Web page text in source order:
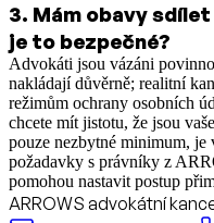
3. Mám obavy
je to bezpečné?
Advokáti jsou vázáni
nakládají důvěrně; realitní
režimům ochrany osobních
chcete mít jistotu, že jsou
pouze nezbytné minimum,
požadavky s právníky z
pomohou nastavit postup
ARROWS advokátní